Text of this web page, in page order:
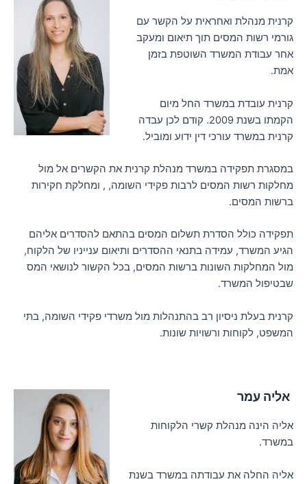
קרנית מנהלת ואחראית על הקשר עם
גורמי רשות המסים תוך תיאום ומעקב
אחר עבודת המשרד השוטפת בזמן
אמת.
קרנית עובדת במשרד החל מיום
הקמתו בשנת 2009. קודם לכן עבדה
קרנית במשרד עורכי דין ידוע ומוביל.
במסגרת תפקידה במשרד מנהלת קרנית את הקשרים אל מול
מחלקות רשות המסים לרבות פקידי השומה, , ומחלקת חקירות
ברשות המסים.
תפקידה כולל הסדרת תשלום המסים בהתאם להסדרים אליהם
הגיע המשרד, עמידה בתנאי ההסדרים ותיאום ענייניו של הלקוח,
מול המחלקות השונות ברשות המסים, בכל הקשור לנושאי המס
שבטיפול המשרד.
קרנית בעלת ניסיון רב בהתנהלות מול משרדי פקידי השומה, בתי
המשפט, לקוחות ורשויות שונות.
אליה עמר
אליה הינה מנהלת קשרי הלקוחות
במשרד.
אליה החלה את עבודתה במשרד בשנת